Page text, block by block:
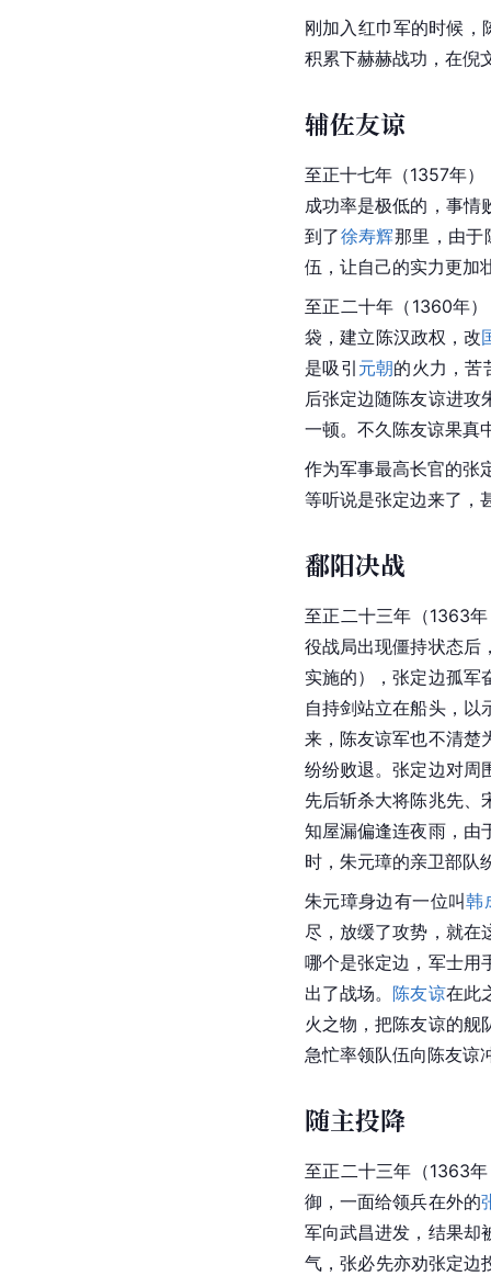
刚加入红巾军的时候，
积累下赫赫战功，在倪
辅佐友谅
至正十七年（1357年
成功率是极低的，事情
到了徐寿辉那里，由于
伍，让自己的实力更加
至正二十年（1360年
袋，建立陈汉政权，改
是吸引 元朝的火力，苦
后张定边随陈友谅进攻
一顿。不久陈友谅果真
作为军事最高长官的张
等听说是张定边来了，
鄱阳决战
至正二十三年（1363
役战局出现僵持状态后
实施的），张定边孤军
自持剑站立在船头，以
来，陈友谅军也不清楚
纷纷败退。张定边对周
先后斩杀大将陈兆先、
知屋漏偏逢连夜雨，由
时，朱元璋的亲卫部队
朱元璋身边有一位叫韩
尽，放缓了攻势，就在
哪个是张定边，军士用
出了战场。 陈友谅在此
火之物，把陈友谅的舰
急忙率领队伍向陈友谅
随主投降
至正二十三年（1363
御，一面给领兵在外的
军向武昌进发，结果却
气，张必先亦劝张定边